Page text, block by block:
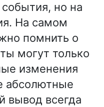
но на
На самом
помнить о
могут только
изменения
абсолютные
вывод всегда